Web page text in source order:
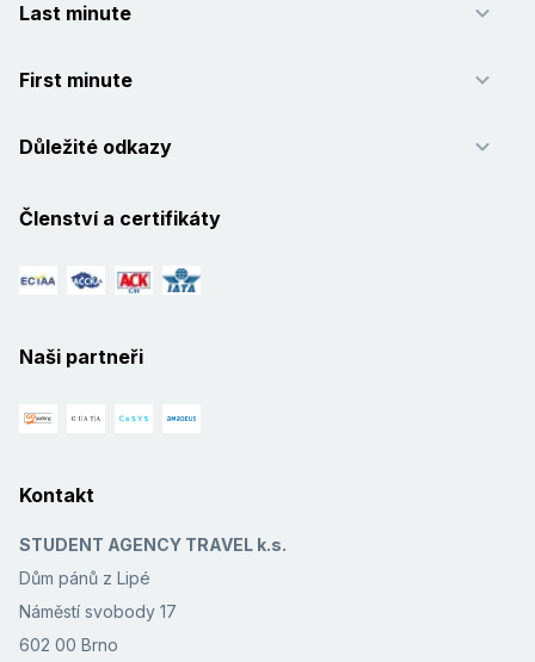
Last minute
First minute
Důležité odkazy
Členství a certifikáty
Naši partneři
Kontakt
STUDENT AGENCY TRAVEL k.s.
Dům pánů z Lipé
Náměstí svobody 17
602 00 Brno